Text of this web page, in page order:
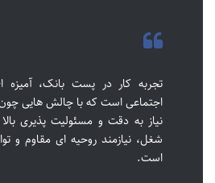
تجربه کار در پست بانک، آمیزه
اجتماعی است که با چالش هایی
نیاز به دقت و مسئولیت پذیری
شغل، نیازمند روحیه ای مقاوم و
است.